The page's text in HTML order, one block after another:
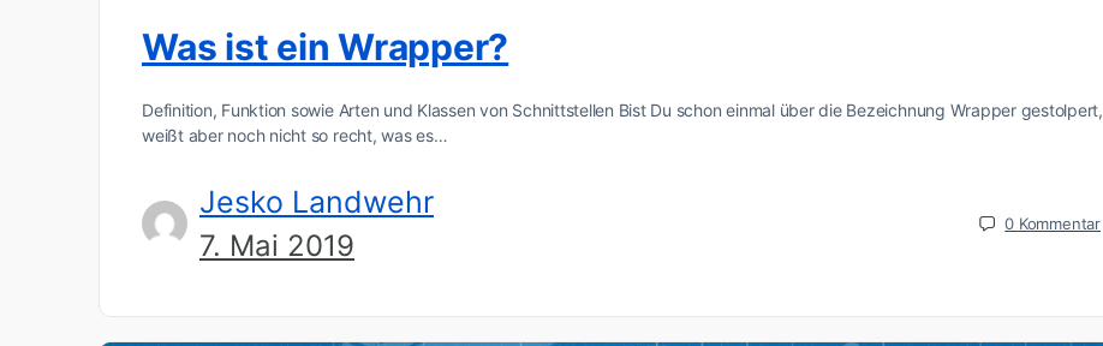
Was ist ein Wrapper?
Definition, Funktion sowie Arten und Klassen von Schnittstellen Bist Du schon einmal über die Bezeichnung Wrapper gestolpert,
weißt aber noch nicht so recht, was es…
Jesko Landwehr
7. Mai 2019
0 Kommentar